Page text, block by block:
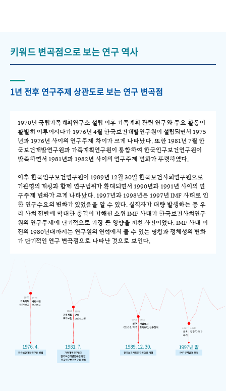
키워드 변곡점으로 보는 연구 역사
1년 전후 연구주제 상관도로 보는 연구 변곡점
1970년 국립가족계획연구소 설립 이후 가족계획 관련 연구와 주요 활동이
활발히 이루어지다가 1976년 4월 한국보건개발연구원이 설립되면서 1975
년과 1976년 사이의 연구주제 차이가 크게 나타났다. 또한 1981년 7월 한
국보건개발연구원과 가족계획연구원이 통합하여 한국인구보건연구원이
발족하면서 1981년과 1982년 사이의 연구주제 변화가 뚜렷하였다.
이후 한국인구보건연구원이 1989년 12월 30일 한국보건사회연구원으로
기관명의 개칭과 함께 연구범위가 확대되면서 1990년과 1991년 사이의 연
구주제 변화가 크게 나타났다. 1997년과 1998년은 1997년 IMF 사태로 인
한 연구수요의 변화가 있었음을 알 수 있다. 실직자가 대량 발생하는 등 우
리 사회 전반에 막대한 충격이 가해진 소위 IMF 사태가 한국보건사회연구
원의 연구주제에 단기적으로 가장 큰 영향을 끼친 사건이었다. IMF 사태 이
전의 1980년대까지는 연구원의 연혁에서 볼 수 있는 명칭과 정체성의 변화
가 단기적인 연구 변곡점으로 나타난 것으로 보인다.